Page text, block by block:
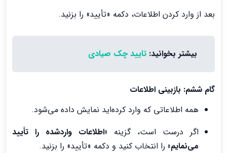
بعد از وارد کردن اطلاعات، دکمه «تأیید» را بزنید.
بیشتر بخوانید:تایید چک صیادی
گام ششم: بازبینی اطلاعات
همه اطلاعاتی که وارد کرده‌اید نمایش داده می‌شود.
اگر درست است، گزینه «اطلاعات واردشده را تأیید
می‌نمایم» را انتخاب کنید و دکمه «تأیید» را بزنید.